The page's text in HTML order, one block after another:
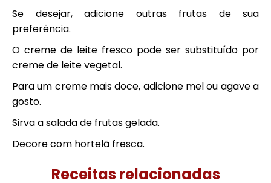
Se desejar, adicione outras frutas de sua
preferência.
O creme de leite fresco pode ser substituído por
creme de leite vegetal.
Para um creme mais doce, adicione mel ou agave a
gosto.
Sirva a salada de frutas gelada.
Decore com hortelã fresca.
Receitas relacionadas